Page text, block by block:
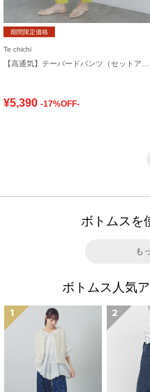
期間限定価格
Te chichi
¥5,390 -17%OFF-
ボトムスを
も
ボトムス人気
1 2